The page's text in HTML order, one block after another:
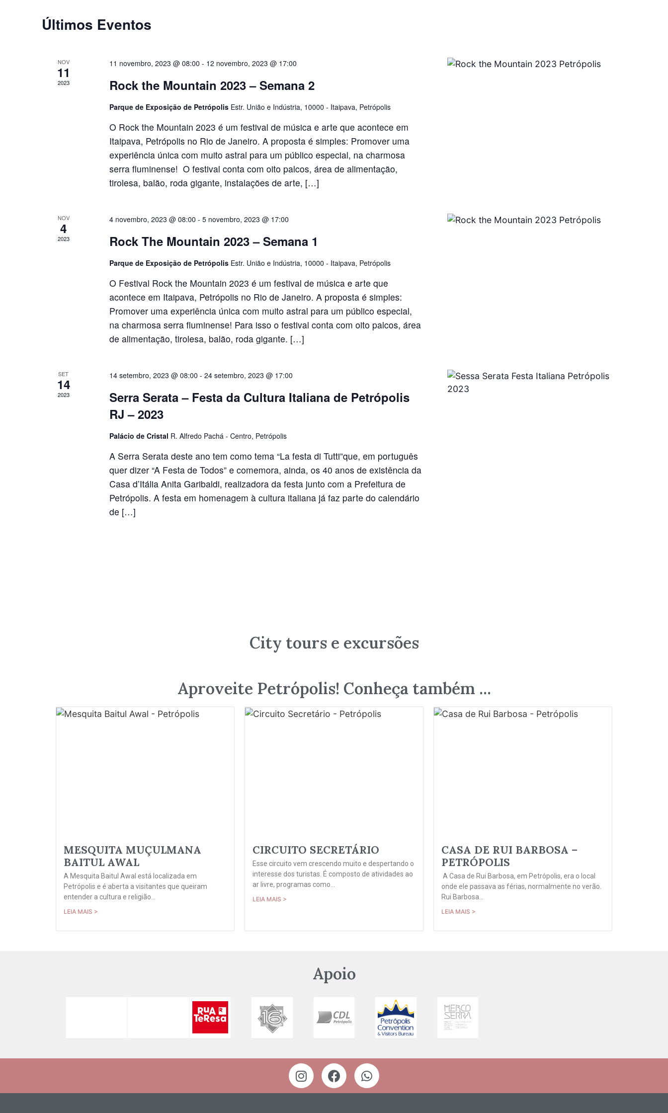
Últimos Eventos
NOV
11
2023
11 novembro, 2023 @ 08:00 - 12 novembro, 2023 @ 17:00
Rock the Mountain 2023 – Semana 2
Parque de Exposição de Petrópolis Estr. União e Indústria, 10000 - Itaipava, Petrópolis
O Rock the Mountain 2023 é um festival de música e arte que acontece em
Itaipava, Petrópolis no Rio de Janeiro. A proposta é simples: Promover uma
experiência única com muito astral para um público especial, na charmosa
serra fluminense! O festival conta com oito palcos, área de alimentação,
tirolesa, balão, roda gigante, instalações de arte, […]
NOV
4
2023
4 novembro, 2023 @ 08:00 - 5 novembro, 2023 @ 17:00
Rock The Mountain 2023 – Semana 1
Parque de Exposição de Petrópolis Estr. União e Indústria, 10000 - Itaipava, Petrópolis
O Festival Rock the Mountain 2023 é um festival de música e arte que
acontece em Itaipava, Petrópolis no Rio de Janeiro. A proposta é simples:
Promover uma experiência única com muito astral para um público especial,
na charmosa serra fluminense! Para isso o festival conta com oito palcos, área
de alimentação, tirolesa, balão, roda gigante. […]
SET
14
2023
14 setembro, 2023 @ 08:00 - 24 setembro, 2023 @ 17:00
Serra Serata – Festa da Cultura Italiana de Petrópolis
RJ – 2023
Palácio de Cristal R. Alfredo Pachá - Centro, Petrópolis
A Serra Serata deste ano tem como tema “La festa di Tutti”que, em português
quer dizer “A Festa de Todos” e comemora, ainda, os 40 anos de existência da
Casa d’Itália Anita Garibaldi, realizadora da festa junto com a Prefeitura de
Petrópolis. A festa em homenagem à cultura italiana já faz parte do calendário
de […]
City tours e excursões
Aproveite Petrópolis! Conheça também ...
MESQUITA MUÇULMANA
BAITUL AWAL
A Mesquita Baitul Awal está localizada em
Petrópolis e é aberta a visitantes que queiram
entender a cultura e religião...
LEIA MAIS >
CIRCUITO SECRETÁRIO
Esse circuito vem crescendo muito e despertando o
interesse dos turistas. É composto de atividades ao
ar livre, programas como...
LEIA MAIS >
CASA DE RUI BARBOSA –
PETRÓPOLIS
A Casa de Rui Barbosa, em Petrópolis, era o local
onde ele passava as férias, normalmente no verão.
Rui Barbosa...
LEIA MAIS >
Apoio